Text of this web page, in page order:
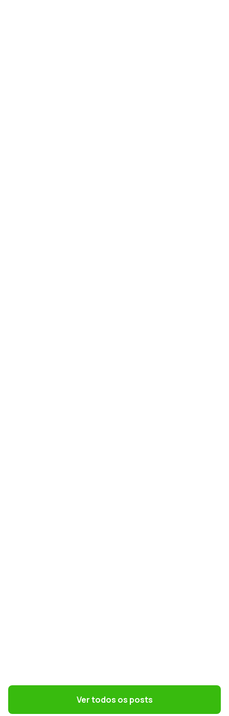
Simples Nacional na Reforma Tributária:
como escolher o melhor regime em 2027
Ver todos os posts